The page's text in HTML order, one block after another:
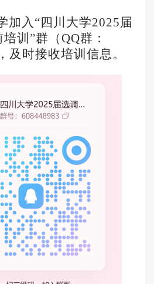
加入“四川大学2025届
训”群（QQ群：
，及时接收培训信息。